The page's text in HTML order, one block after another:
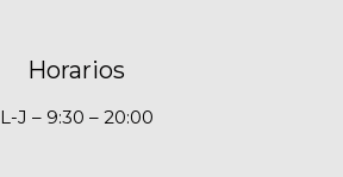
Horarios
L-J – 9:30 – 20:00